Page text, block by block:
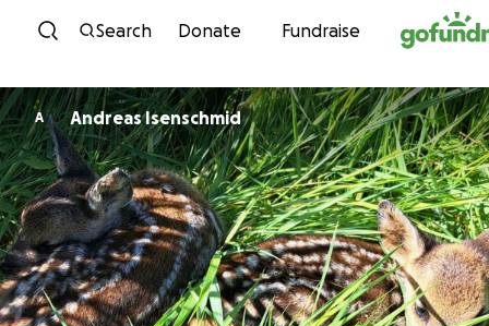
Skip to content
Search Donate Fundraise
A Andreas Isenschmid